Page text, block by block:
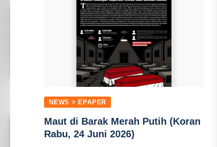
NEWS > EPAPER
Maut di Barak Merah Putih (Koran
Rabu, 24 Juni 2026)